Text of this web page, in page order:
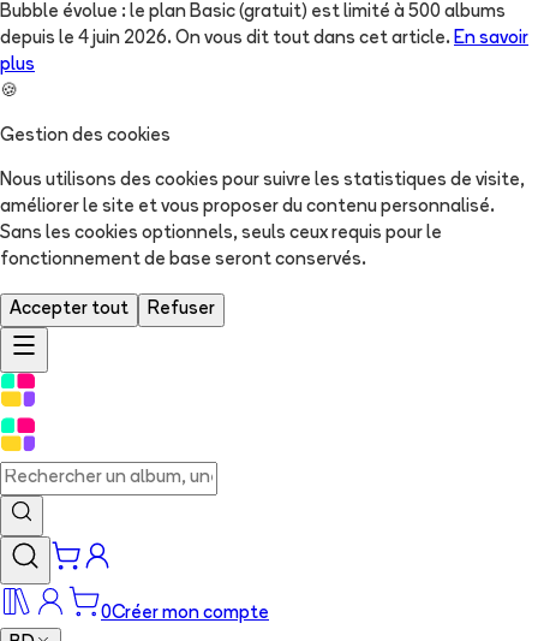
Bubble évolue : le plan Basic (gratuit) est limité à 500 albums
depuis le 4 juin 2026. On vous dit tout dans cet article. En savoir
plus
🍪
Gestion des cookies
Nous utilisons des cookies pour suivre les statistiques de visite,
améliorer le site et vous proposer du contenu personnalisé.
Sans les cookies optionnels, seuls ceux requis pour le
fonctionnement de base seront conservés.
Accepter tout Refuser
0Créer mon compte